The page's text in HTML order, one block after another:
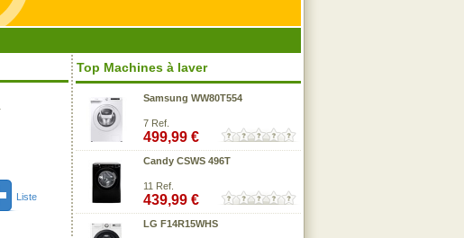
Liste
Top Machines à laver
Samsung WW80T554
7 Ref.
499,99 €
Candy CSWS 496T
11 Ref.
439,99 €
LG F14R15WHS